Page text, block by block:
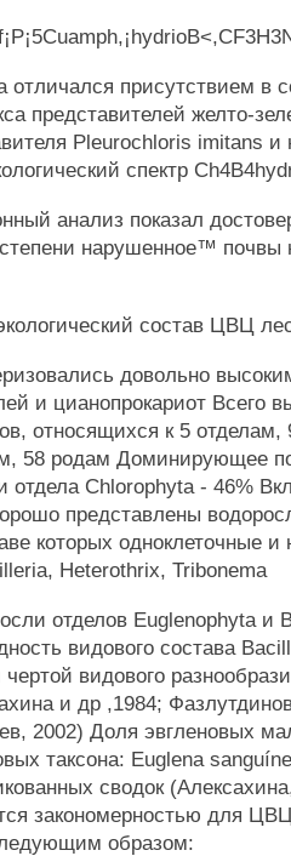
присутствием в
представителей желто-
Pleurochloris imitans и
спектр
анализ показал
нарушенное™ почвы
состав ЦВЦ
довольно
и цианопрокариот Всего
относящихся к 5 отделам,
58 родам Доминирующее
отдела Chlorophyta - 46%
представлены
которых одноклеточные
Heterothrix, Tribonema
отделов Euglenophyta и
видового состава
видового
и др ,1984;
2002) Доля эвгленовых
таксона: Euglena
сводок
закономерностью для
образом: